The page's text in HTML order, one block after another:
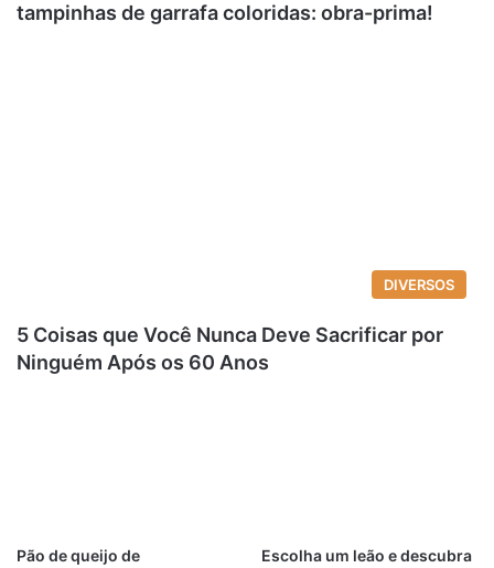
tampinhas de garrafa coloridas: obra-prima!
DIVERSOS
5 Coisas que Você Nunca Deve Sacrificar por
Ninguém Após os 60 Anos
Pão de queijo de
Escolha um leão e descubra